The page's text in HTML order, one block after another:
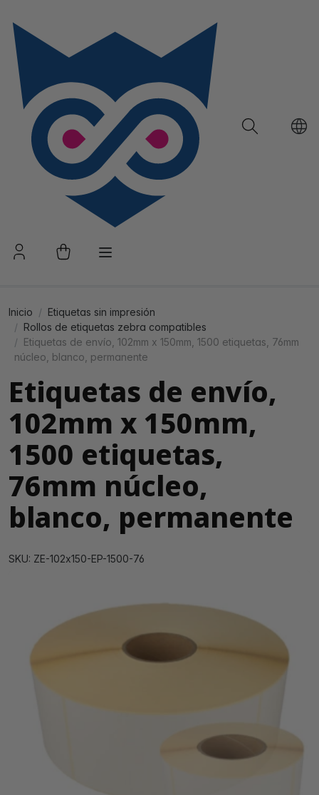
Inicio
Etiquetas sin impresión
Rollos de etiquetas zebra compatibles
Etiquetas de envío, 102mm x 150mm, 1500 etiquetas, 76mm
núcleo, blanco, permanente
Etiquetas de envío,
102mm x 150mm,
1500 etiquetas,
76mm núcleo,
blanco, permanente
SKU: ZE-102x150-EP-1500-76